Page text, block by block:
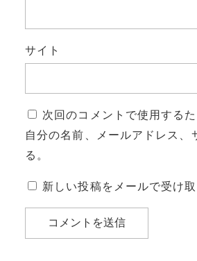
サイト
次回のコメントで使用する
自分の名前、メールアドレス、
る。
新しい投稿をメールで受け